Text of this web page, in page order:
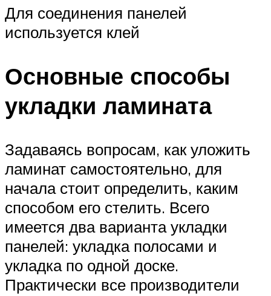
Для соединения панелей
используется клей
Основные способы
укладки ламината
Задаваясь вопросам, как уложить
ламинат самостоятельно, для
начала стоит определить, каким
способом его стелить. Всего
имеется два варианта укладки
панелей: укладка полосами и
укладка по одной доске.
Практически все производители